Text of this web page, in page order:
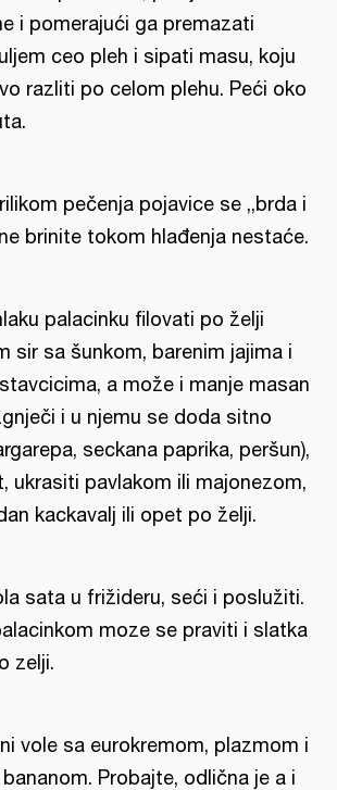
i pomerajući ga premazati
ceo pleh i sipati masu, koju
razliti po celom plehu. Peći oko
pečenja pojavice se ,,brda i
brinite tokom hlađenja nestaće.
palacinku filovati po želji
sir sa šunkom, barenim jajima i
a može i manje masan
i u njemu se doda sitno
seckana paprika, peršun),
ukrasiti pavlakom ili majonezom,
kackavalj ili opet po želji.
sata u frižideru, seći i poslužiti.
moze se praviti i slatka
zelji.
vole sa eurokremom, plazmom i
Probajte, odlična je a i